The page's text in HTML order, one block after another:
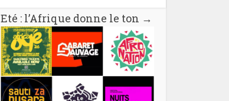
Eté : l’Afrique donne le ton →